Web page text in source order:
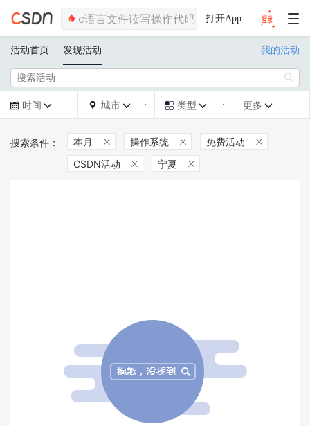
打开App
活动首页 发现活动 我的活动

 时间   城市   类型  更多 
本月  操作系统  免费活动 
CSDN活动  宁夏 